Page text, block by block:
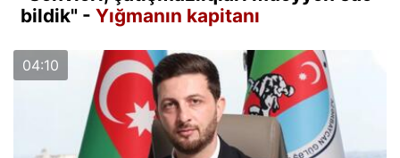
bildik" - Yığmanın kapitanı
04:10